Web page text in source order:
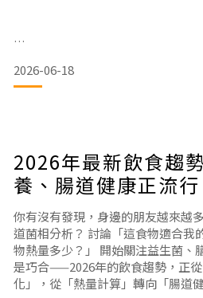
搞懂：蛋白粉和肌酸，各自在身體
們常被放在一起，先要知道它們各
復的建材 蛋白粉（尤其是乳清蛋白
肌肉合成組織的基礎材料。把它想
肌肉纖維受損，需要蛋
2026-06-18
2026年最新飲食趨
養、腸道健康正流行
你有沒有發現，身邊的朋友越來越
道菌相分析？ 討論「這食物適合我
物熱量多少？」 開始關注益生菌、
是巧合——2026年的飲食趨勢，正
化」，從「熱量計算」轉向「腸道